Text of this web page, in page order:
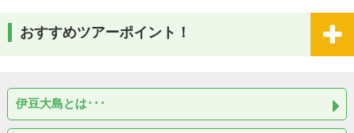
おすすめツアーポイント！
伊豆大島とは･･･